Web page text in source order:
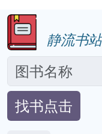
静流书站
找书点击